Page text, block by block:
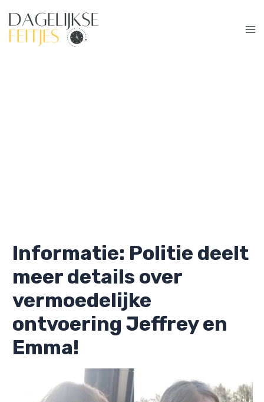
naar
Informatie: Politie deelt
meer details over
vermoedelijke
ontvoering Jeffrey en
Emma!